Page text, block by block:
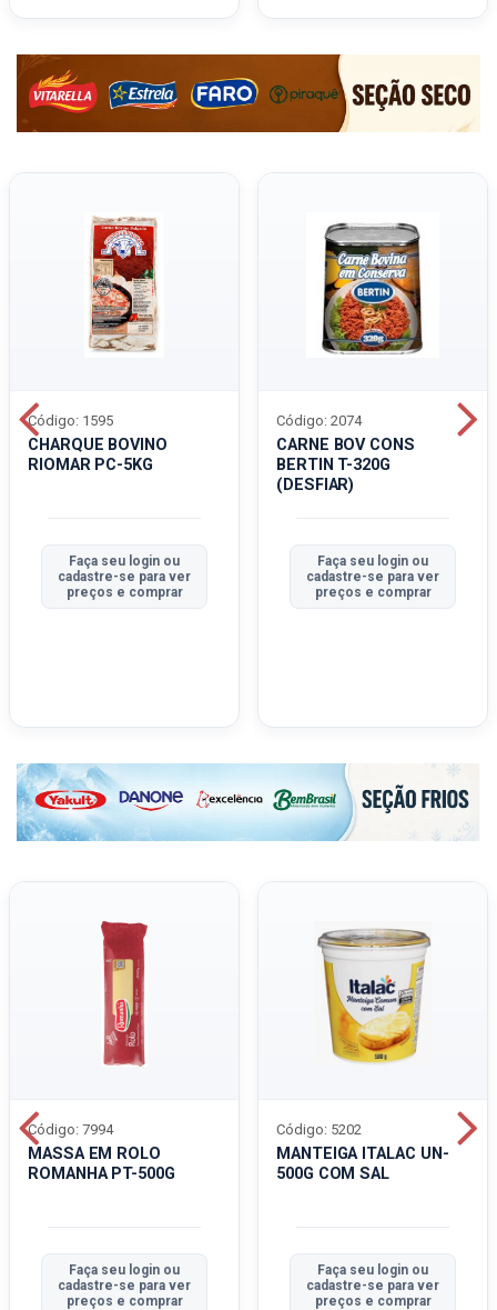
CHARQUE BOVINO
RIOMAR PC-5KG
Código: 1595
Faça seu login ou
cadastre-se para ver
preços e comprar
CARNE BOV CONS
BERTIN T-320G
(DESFIAR)
Código: 2074
Faça seu login ou
cadastre-se para ver
preços e comprar
MASSA EM ROLO
ROMANHA PT-500G
Código: 7994
Faça seu login ou
cadastre-se para ver
preços e comprar
MANTEIGA ITALAC UN-
500G COM SAL
Código: 5202
Faça seu login ou
cadastre-se para ver
preços e comprar